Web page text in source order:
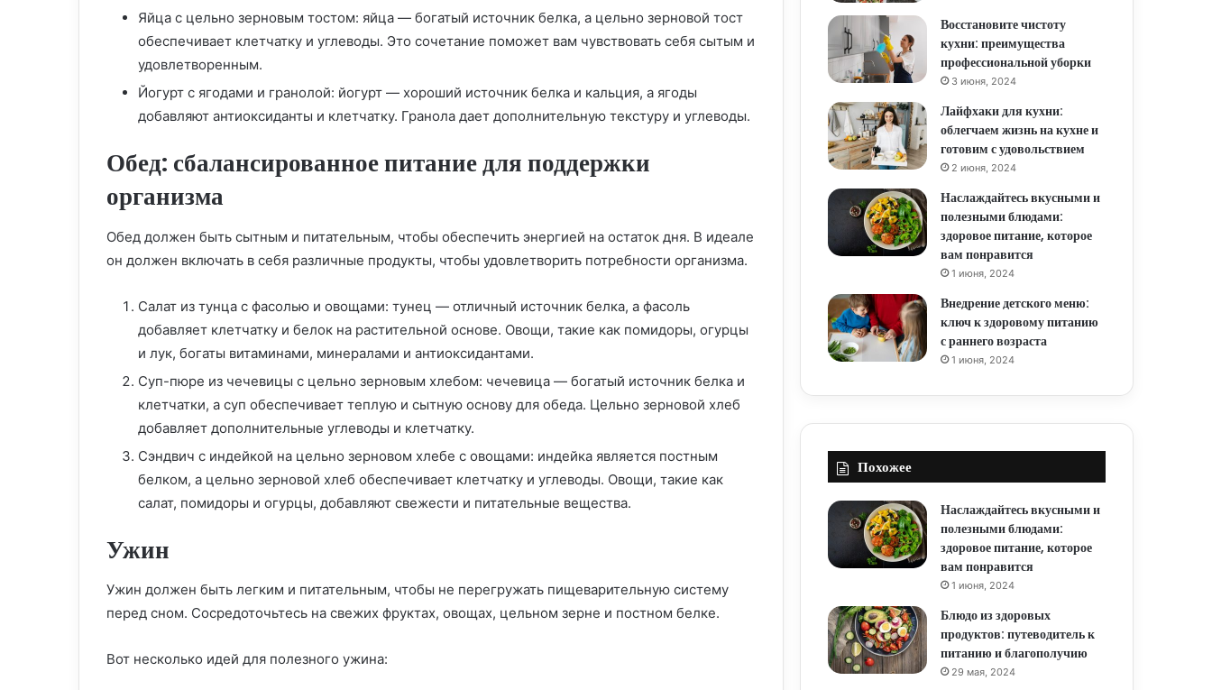
Яйца с цельно зерновым тостом: яйца — богатый источник белка, а цельно зерновой тост
обеспечивает клетчатку и углеводы. Это сочетание поможет вам чувствовать себя сытым и
удовлетворенным.
Йогурт с ягодами и гранолой: йогурт — хороший источник белка и кальция, а ягоды
добавляют антиоксиданты и клетчатку. Гранола дает дополнительную текстуру и углеводы.
Обед: сбалансированное питание для поддержки
организма
Обед должен быть сытным и питательным, чтобы обеспечить энергией на остаток дня. В идеале
он должен включать в себя различные продукты, чтобы удовлетворить потребности организма.
Салат из тунца с фасолью и овощами: тунец — отличный источник белка, а фасоль
добавляет клетчатку и белок на растительной основе. Овощи, такие как помидоры, огурцы
и лук, богаты витаминами, минералами и антиоксидантами.
Суп-пюре из чечевицы с цельно зерновым хлебом: чечевица — богатый источник белка и
клетчатки, а суп обеспечивает теплую и сытную основу для обеда. Цельно зерновой хлеб
добавляет дополнительные углеводы и клетчатку.
Сэндвич с индейкой на цельно зерновом хлебе с овощами: индейка является постным
белком, а цельно зерновой хлеб обеспечивает клетчатку и углеводы. Овощи, такие как
салат, помидоры и огурцы, добавляют свежести и питательные вещества.
Ужин
Ужин должен быть легким и питательным, чтобы не перегружать пищеварительную систему
перед сном. Сосредоточьтесь на свежих фруктах, овощах, цельном зерне и постном белке.
Вот несколько идей для полезного ужина:
Вкусные и полезные рецепты для
здорового питания
Восстановите чистоту
кухни: преимущества
профессиональной уборки
3 июня, 2024
Лайфхаки для кухни:
облегчаем жизнь на кухне и
готовим с удовольствием
2 июня, 2024
Наслаждайтесь вкусными и
полезными блюдами:
здоровое питание, которое
вам понравится
1 июня, 2024
Внедрение детского меню:
ключ к здоровому питанию
с раннего возраста
1 июня, 2024
Похожее
Наслаждайтесь вкусными и
полезными блюдами:
здоровое питание, которое
вам понравится
1 июня, 2024
Блюдо из здоровых
продуктов: путеводитель к
питанию и благополучию
29 мая, 2024